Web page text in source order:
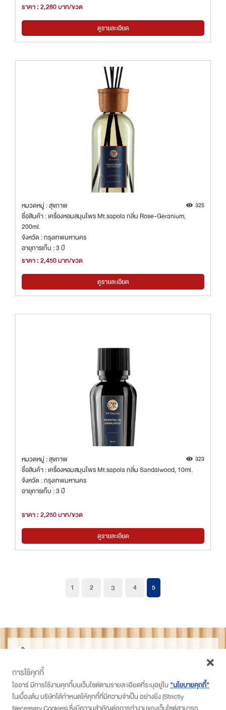
ราคา : 2,280 บาท/ขวด
ดูรายละเอียด
หมวดหมู่ : สุขภาพ 325
ชื่อสินค้า : เครื่องหอมสมุนไพร Mt.sapola กลิ่น Rose-Geranium,
200ml.
จังหวัด : กรุงเทพมหานคร
อายุการเก็บ : 3 ปี
ราคา : 2,450 บาท/ขวด
ดูรายละเอียด
หมวดหมู่ : สุขภาพ 323
ชื่อสินค้า : เครื่องหอมสมุนไพร Mt.sapola กลิ่น Sandalwood, 10ml.
จังหวัด : กรุงเทพมหานคร
อายุการเก็บ : 3 ปี
ราคา : 2,250 บาท/ขวด
ดูรายละเอียด
1 2 3 4 5
ไทยเด็ด
ติดตามเราที่
PTT Station
การใช้คุกกี้
โออาร์ มีการใช้งานคุกกี้บนเว็บไซต์ตามรายละเอียดที่ระบุอยู่ใน"นโยบายคุกกี้"
ในเบื้องต้น บริษัทได้กำหนดให้คุกกี้ที่มีความจำเป็น อย่างยิ่ง (Strictly